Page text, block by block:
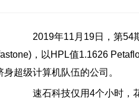
2019年11月19日，第54
，以HPL值1.1626
身超级计算机队伍的公司。
速石科技仅用4个小时，花